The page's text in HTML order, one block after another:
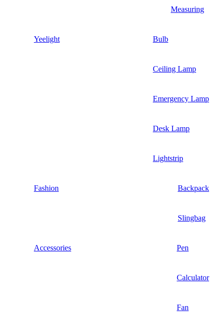
Measuring
Yeelight Bulb
Ceiling Lamp
Emergency Lamp
Desk Lamp
Lightstrip
Fashion Backpack
Slingbag
Accessories Pen
Calculator
Fan